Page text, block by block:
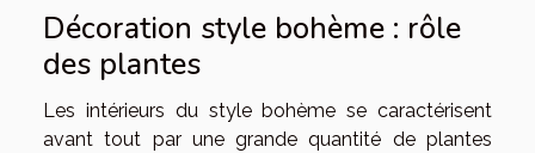
Décoration style bohème : rôle
des plantes
Les intérieurs du style bohème se caractérisent
avant tout par une grande quantité de plantes